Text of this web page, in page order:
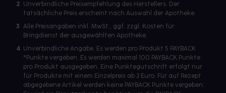
2 Unverbindliche Preisempfehlung des Herstellers. Der
tatsächliche Preis erscheint nach Auswahl der Apotheke.
3 Alle Preisangaben inkl. MwSt., ggf. zzgl. Kosten für
Bringdienst der ausgewählten Apotheke.
4 Unverbindliche Angabe. Es werden pro Produkt 5 PAYBACK
°Punkte vergeben. Es werden maximal 100 PAYBACK Punkte
pro Produkt ausgegeben. Eine Punktegutschrift erfolgt nur
für Produkte mit einem Einzelpreis ab 2 Euro. Für auf Rezept
abgegebene Artikel werden keine PAYBACK Punkte vergeben.